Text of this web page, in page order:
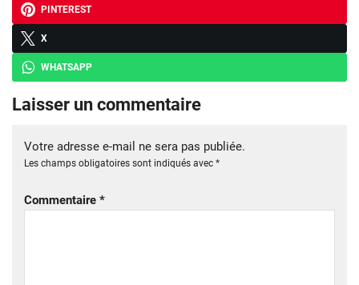
PINTEREST
X
WHATSAPP
Laisser un commentaire
Votre adresse e-mail ne sera pas publiée.
Les champs obligatoires sont indiqués avec *
Commentaire *